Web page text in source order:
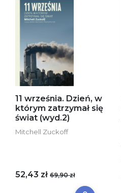
11 września. Dzień, w
którym zatrzymał się
świat (wyd.2)
Mitchell Zuckoff
52,43 zł 69,90 zł